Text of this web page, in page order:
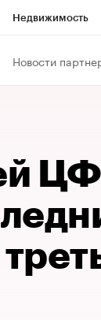
Недвижимость
и медиа
Новости